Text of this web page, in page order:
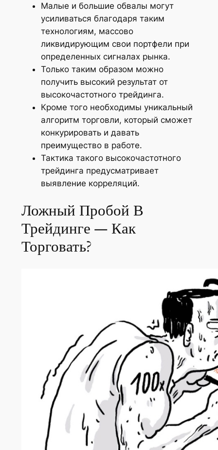
Малые и большие обвалы могут
усиливаться благодаря таким
технологиям, массово
ликвидирующим свои портфели при
определенных сигналах рынка.
Только таким образом можно
получить высокий результат от
высокочастотного трейдинга.
Кроме того необходимы уникальный
алгоритм торговли, который сможет
конкурировать и давать
преимущество в работе.
Тактика такого высокочастотного
трейдинга предусматривает
выявление корреляций.
Ложный Пробой В
Трейдинге — Как
Торговать?